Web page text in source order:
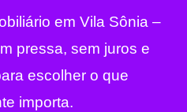
em Vila Sônia –
pressa, sem juros e
escolher o que
importa.